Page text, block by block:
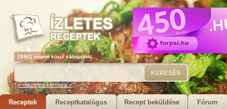
19901 recept közül válogathat...
+ részletes keresés...
Receptek Receptkatalógus Recept beküldése Fórum